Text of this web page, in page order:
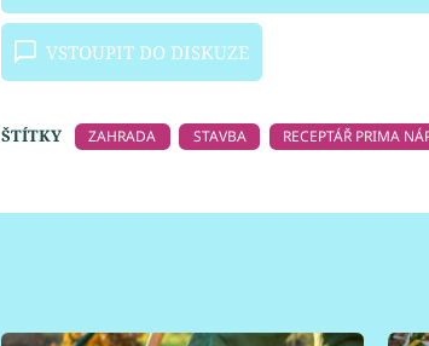
VSTOUPIT DO DISKUZE
ŠTÍTKY ZAHRADA STAVBA RECEPTÁŘ PRIMA